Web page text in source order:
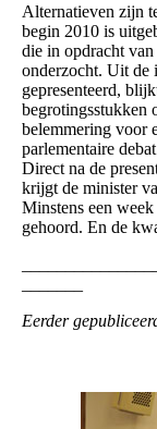
Alternatieven zijn
begin 2010 is
die in opdracht
onderzocht. Uit de
gepresenteerd,
begrotingsstukken
belemmering voor
parlementaire
Direct na de
krijgt de minister
Minstens een
gehoord. En de
Eerder